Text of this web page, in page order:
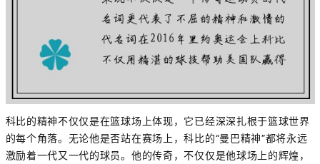
科比的精神不仅仅是在篮球场上体现，它已经深深扎根于篮球世界
的每个角落。无论他是否站在赛场上，科比的“曼巴精神”都将永远
激励着一代又一代的球员。他的传奇，不仅仅是他球场上的辉煌，